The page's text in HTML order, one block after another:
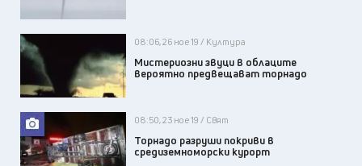
08:06, 26 ное 19 / Култура
Мистериозни звуци в облаците
вероятно предвещават торнадо
08:50, 23 ное 19 / Свят
Торнадо разруши покриви в
средиземноморски курорт